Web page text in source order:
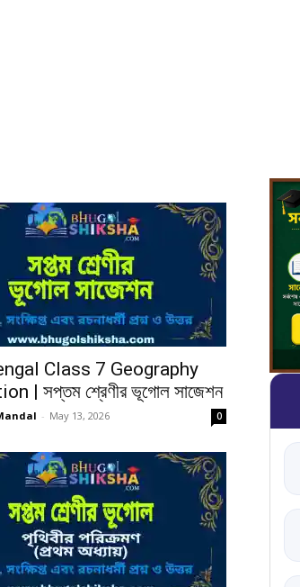
Class 7 Geography
| সপ্তম শ্রেণীর ভূগোল সাজেশন
- May 13, 2026 0